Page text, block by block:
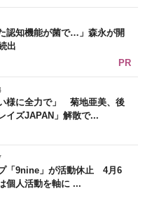
認知機能が菌で…」森永が開
出
PR
様に全力で」 菊地亜美、後
イズJAPAN」解散で...
「9nine」が活動休止 4月6
個人活動を軸に ...